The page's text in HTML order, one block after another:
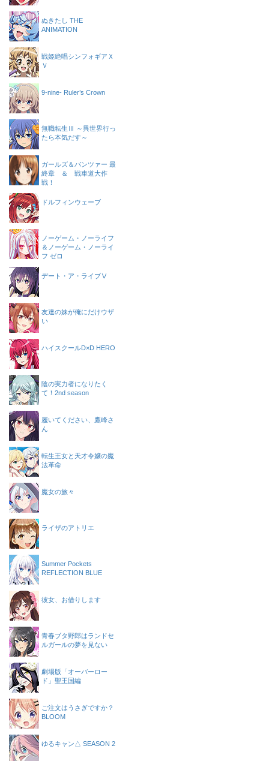
ぬきたし THE
ANIMATION
戦姫絶唱シンフォギアＸ
Ｖ
9-nine- Ruler’s Crown
無職転生Ⅲ ～異世界行っ
たら本気だす～
ガールズ＆パンツァー 最
終章 ＆ 戦車道大作
戦！
ドルフィンウェーブ
ノーゲーム・ノーライフ
＆ノーゲーム・ノーライ
フ ゼロ
デート・ア・ライブⅤ
友達の妹が俺にだけウザ
い
ハイスクールD×D HERO
陰の実力者になりたく
て！2nd season
履いてください、鷹峰さ
ん
転生王女と天才令嬢の魔
法革命
魔女の旅々
ライザのアトリエ
Summer Pockets
REFLECTION BLUE
彼女、お借りします
青春ブタ野郎はランドセ
ルガールの夢を見ない
劇場版「オーバーロー
ド」聖王国編
ご注文はうさぎですか？
BLOOM
ゆるキャン△ SEASON 2